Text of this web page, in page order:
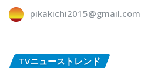
pikakichi2015@gmail.com
TVニューストレンド